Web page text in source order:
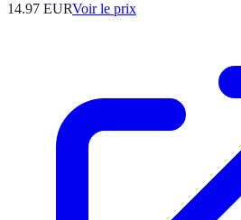
14.97 EURVoir le prix